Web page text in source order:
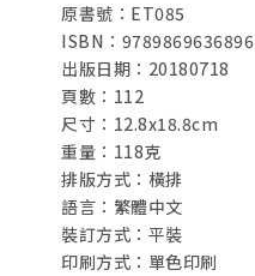
原書號：ET085
ISBN：9789869636896
出版日期：20180718
頁數：112
尺寸：12.8x18.8cm
重量：118克
排版方式：橫排
語言：繁體中文
裝訂方式：平裝
印刷方式：單色印刷